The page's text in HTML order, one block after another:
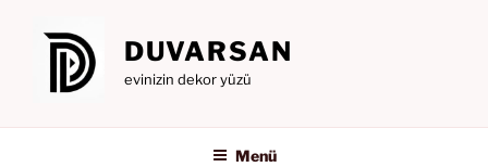
DUVARSAN
evinizin dekor yüzü
Menü